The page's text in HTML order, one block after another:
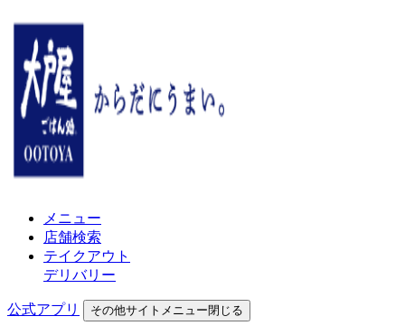
メニュー
店舗検索
テイクアウト
デリバリー
公式アプリ その他サイトメニュー閉じる